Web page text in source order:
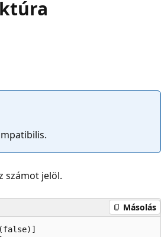
számot jelöl.
Másolás